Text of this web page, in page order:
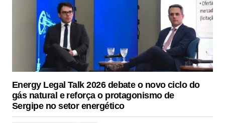
Energy Legal Talk 2026 debate o novo ciclo do
gás natural e reforça o protagonismo de
Sergipe no setor energético